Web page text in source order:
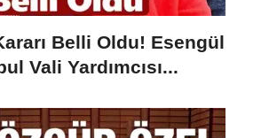
Belli Oldu! Esengül
Vali Yardımcısı...